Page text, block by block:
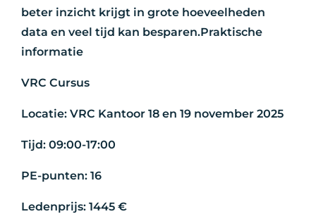
beter inzicht krijgt in grote hoeveelheden
data en veel tijd kan besparen.Praktische
informatie
VRC Cursus
Locatie: VRC Kantoor 18 en 19 november 2025
Tijd: 09:00-17:00
PE-punten: 16
Ledenprijs: 1445 €